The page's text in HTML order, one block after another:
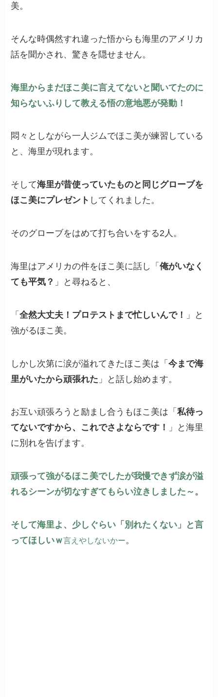
美。
そんな時偶然すれ違った悟からも海里のアメリカ
話を聞かされ、驚きを隠せません。
海里からまだほこ美に言えてないと聞いてたのに
知らないふりして教える悟の意地悪が発動！
悶々としながら一人ジムでほこ美が練習している
と、海里が現れます。
そして海里が昔使っていたものと同じグローブを
ほこ美にプレゼント してくれました。
そのグローブをはめて打ち合いをする2人。
海里はアメリカの件をほこ美に話し「俺がいなく
ても平気？ 」と尋ねると、
「全然大丈夫！プロテストまで忙しいんで！
」と
強がるほこ美。
しかし次第に涙が溢れてきたほこ美は「今まで海
里がいたから頑張れた 」と話し始めます。
お互い頑張ろうと励まし合うもほこ美は「私待っ
てないですから、これでさよならです！
」と海里
に別れを告げます。
頑張って強がるほこ美でしたが我慢できず涙が溢
れるシーンが切なすぎてもらい泣きしました～。
そして海里よ、少しぐらい「別れたくない」と言
ってほしいｗ言えやしないかー。